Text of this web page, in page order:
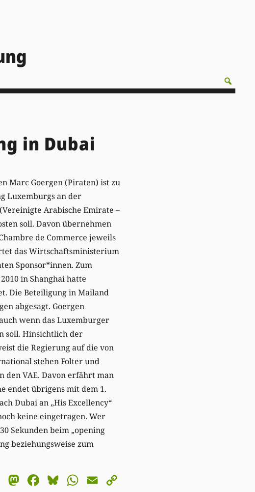
in Dubai
Marc Goergen (Piraten) ist zu
Luxemburgs an der
Arabische Emirate –
soll. Davon übernehmen
de Commerce jeweils
das Wirtschaftsministerium
Sponsor*innen. Zum
in Shanghai hatte
Die Beteiligung in Mailand
abgesagt. Goergen
wenn das Luxemburger
soll. Hinsichtlich der
die Regierung auf die von
stehen Folter und
den VAE. Davon erfährt man
endet übrigens mit dem 1.
Dubai an „His Excellency“
keine eingetragen. Wer
Sekunden beim „opening
beziehungsweise zum
Mastodon
Facebook
Bluesky
WhatsApp
Email